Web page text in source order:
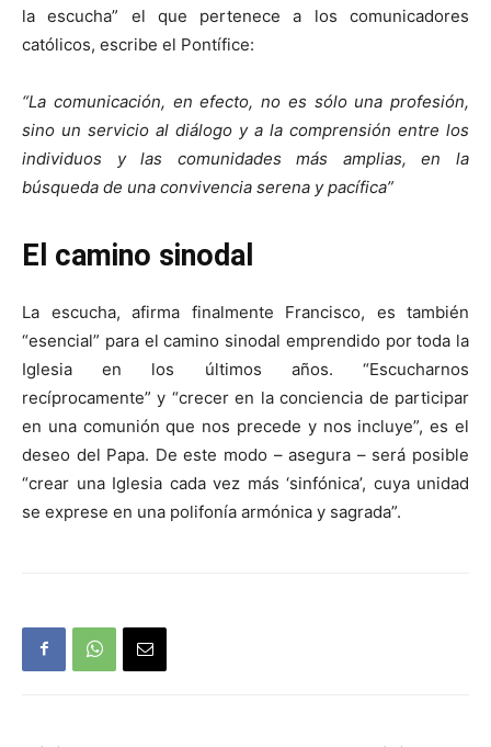
la escucha” el que pertenece a los comunicadores
católicos, escribe el Pontífice:
“La comunicación, en efecto, no es sólo una profesión,
sino un servicio al diálogo y a la comprensión entre los
individuos y las comunidades más amplias, en la
búsqueda de una convivencia serena y pacífica”
El camino sinodal
La escucha, afirma finalmente Francisco, es también
“esencial” para el camino sinodal emprendido por toda la
Iglesia en los últimos años. “Escucharnos
recíprocamente” y “crecer en la conciencia de participar
en una comunión que nos precede y nos incluye”, es el
deseo del Papa. De este modo – asegura – será posible
“crear una Iglesia cada vez más ‘sinfónica’, cuya unidad
se exprese en una polifonía armónica y sagrada”.